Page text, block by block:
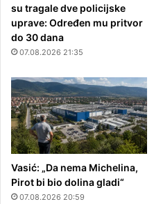
su tragale dve policijske
uprave: Određen mu pritvor
do 30 dana
07.08.2026 21:35
Vasić: „Da nema Michelina,
Pirot bi bio dolina gladi“
07.08.2026 20:59